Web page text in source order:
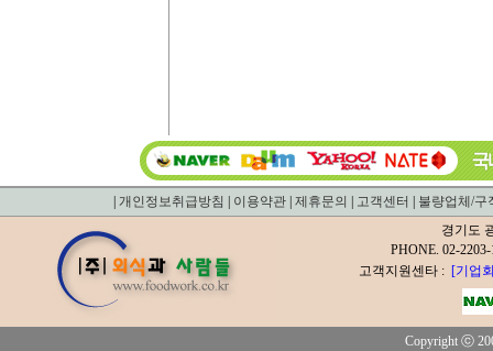
개인정보취급방침 이용약관 제휴문의 고객센터
불량업체/구
경기도
PHONE. 02-
고객지원센타 : [기업
Copyright ⓒ